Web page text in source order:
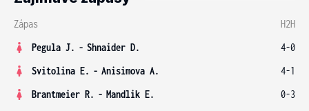
Zápas
H2H
Pegula J. - Shnaider D.
4-0
Svitolina E. - Anisimova A.
4-1
Brantmeier R. - Mandlik E.
0-3